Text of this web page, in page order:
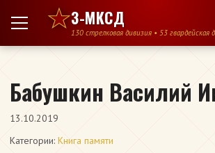
Перейти к содержимому
3-МКСД
130 стрелковая дивизия • 53 гвардейская
Бабушкин Василий
13.10.2019
Категории: Книга памяти